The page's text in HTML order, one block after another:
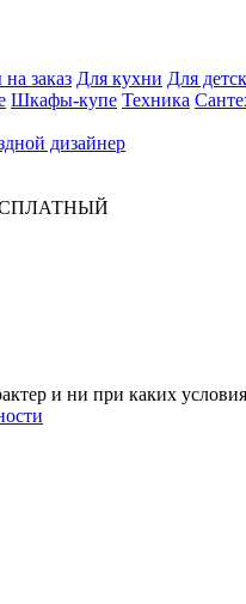
заказ Для кухни Для
Шкафы-купе Техника
дизайнер
и ни при каких